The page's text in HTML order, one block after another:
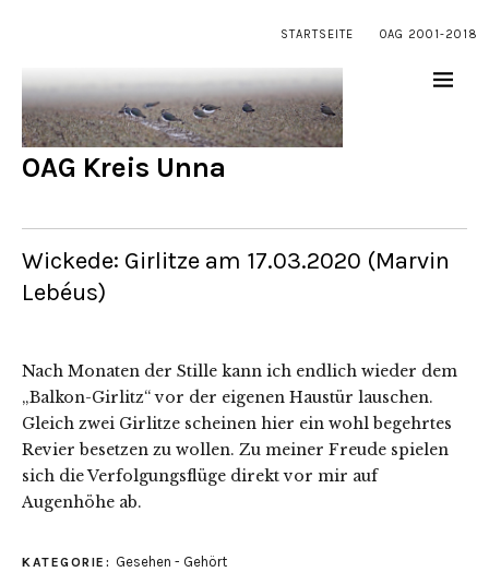
STARTSEITE OAG 2001-2018
OAG Kreis Unna
Wickede: Girlitze am 17.03.2020 (Marvin
Lebéus)
Nach Monaten der Stille kann ich endlich wieder dem
„Balkon-Girlitz“ vor der eigenen Haustür lauschen.
Gleich zwei Girlitze scheinen hier ein wohl begehrtes
Revier besetzen zu wollen. Zu meiner Freude spielen
sich die Verfolgungsflüge direkt vor mir auf
Augenhöhe ab.
KATEGORIE: Gesehen - Gehört